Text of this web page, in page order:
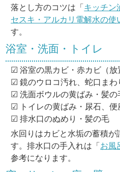
落とし方のコツは「 キッチン
セスキ・アルカリ電解水の使
す。
浴室・洗面・トイレ
☑ 浴室の黒カビ・赤カビ（放
☑ 鏡のウロコ汚れ、蛇口まわ
☑ 洗面ボウルの黄ばみ・髪の
☑ トイレの黄ばみ・尿石、便
☑ 排水口のぬめり・髪の毛
水回りはカビと水垢の蓄積
す。排水口の手入れは「 お風
参考になります。